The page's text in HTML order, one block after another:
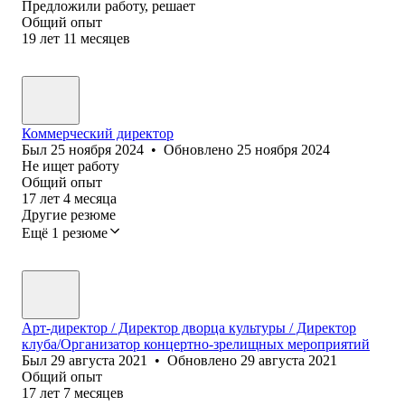
Предложили работу, решает
Общий опыт
19 лет 11 месяцев
Коммерческий директор
Был 25 ноября 2024 • Обновлено 25 ноября 2024
Не ищет работу
Общий опыт
17 лет 4 месяца
Другие резюме
Ещё 1 резюме
Арт-директор / Директор дворца культуры / Директор
клуба/Организатор концертно-зрелищных мероприятий
Был 29 августа 2021 • Обновлено 29 августа 2021
Общий опыт
17 лет 7 месяцев